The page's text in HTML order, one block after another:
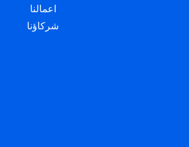
اعمالنا
شركاؤنا